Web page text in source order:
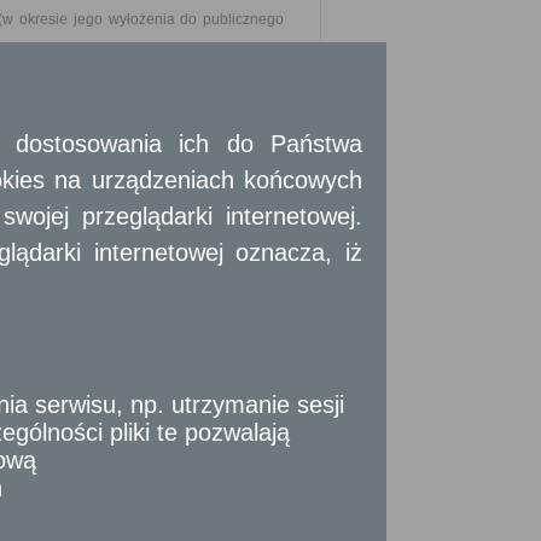
okresie jego wyłożenia do publicznego
uwagi.
powinien zawierać:
w zakresie dotyczącym nieruchomości,
wnioskiem.
ich do Państwa
na urządzeniach końcowych
przeglądarki internetowej.
internetowej oznacza, iż
serwisu, np. utrzymanie sesji
pliki te pozwalają